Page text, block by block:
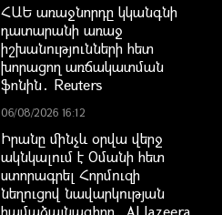
ՀԱԵ առաջնորդը կկանգնի
դատարանի առաջ
իշխանությունների հետ
խորացող առճակատման
ֆոնին․ Reuters
06/08/2026 16:12
Իրանը մինչև օրվա վերջ
ակնկալում է Օմանի հետ
ստորագրել Հորմուզի
նեղուցով նավարկության
համաձայնագիրը․ Al Jazeera